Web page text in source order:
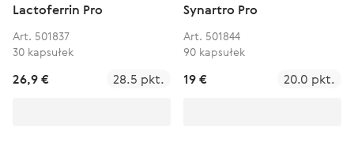
Lactoferrin Pro
Art. 501837
30 kapsułek
26,9 € 28.5 pkt.
Synartro Pro
Art. 501844
90 kapsułek
19 € 20.0 pkt.